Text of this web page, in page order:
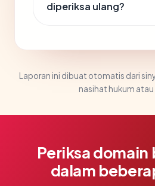
diperiksa ulang?
Laporan ini dibuat otomatis dari
nasihat hukum atau
Periksa
dalam